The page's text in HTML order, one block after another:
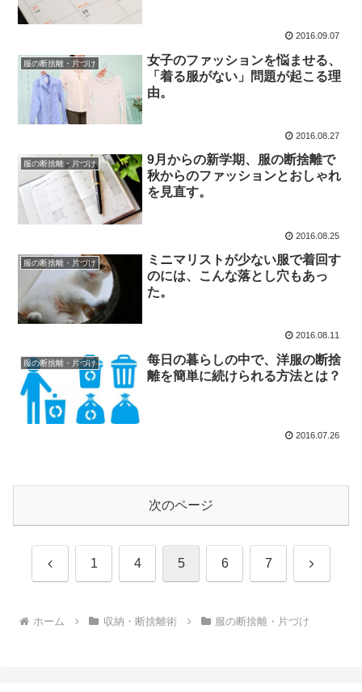
2016.09.07
服の断捨離・片づけ
女子のファッションを悩ませる、
「着る服がない」問題が起こる理
由。
2016.08.27
服の断捨離・片づけ
9月からの新学期、服の断捨離で
秋からのファッションとおしゃれ
を見直す。
2016.08.25
服の断捨離・片づけ
ミニマリストが少ない服で着回す
のには、こんな落とし穴もあっ
た。
2016.08.11
服の断捨離・片づけ
每日の暮らしの中で、洋服の断捨
離を簡単に続けられる方法とは？
2016.07.26
次のページ
前 1 4 5 6 7 次
ホーム 収納・断捨離術 服の断捨離・片づけ